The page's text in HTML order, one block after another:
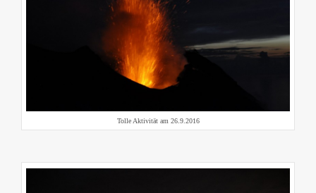
Tolle Aktivität am 26.9.2016